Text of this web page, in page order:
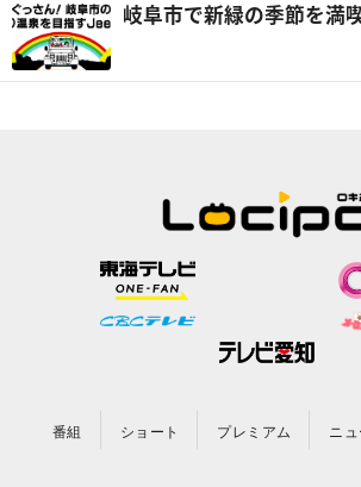
岐阜市で新緑の季節を満
番組 ショート プレミアム ニ